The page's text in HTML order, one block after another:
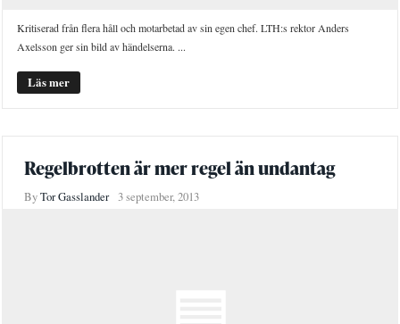
Kritiserad från flera håll och motarbetad av sin egen chef. LTH:s rektor Anders
Axelsson ger sin bild av händelserna. ...
Läs mer
Regelbrotten är mer regel än undantag
ByTor Gasslander 3 september, 2013